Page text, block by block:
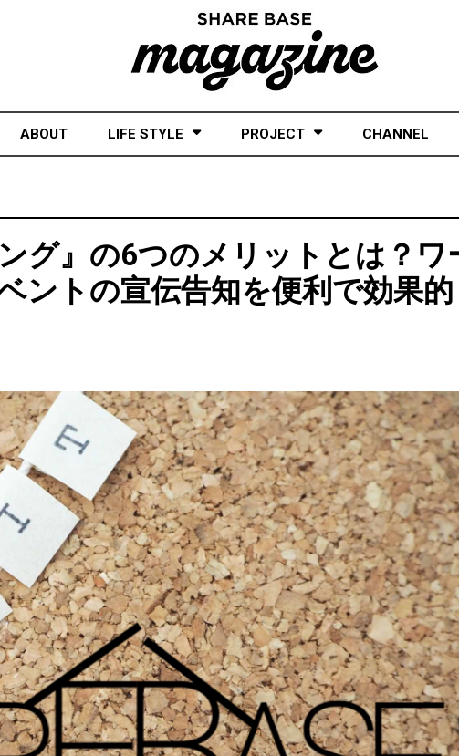
ABOUT LIFE STYLE PROJECT CHANNEL
グ』の6つのメリットとは？ワ
ントの宣伝告知を便利で効果的